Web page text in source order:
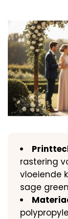
rastering
vloeiende
sage